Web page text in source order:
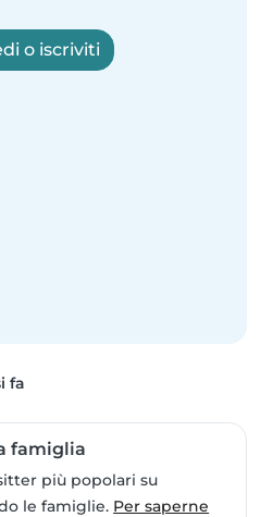
o iscriviti
fa
famiglia
più popolari su
le famiglie. Per saperne